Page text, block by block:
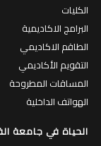
الكليات
البرامج الاكاديمية
الطاقم الاكاديمي
التقويم الأكاديمي
المساقات المطروحة
الهواتف الداخلية
الحياة في جامعة